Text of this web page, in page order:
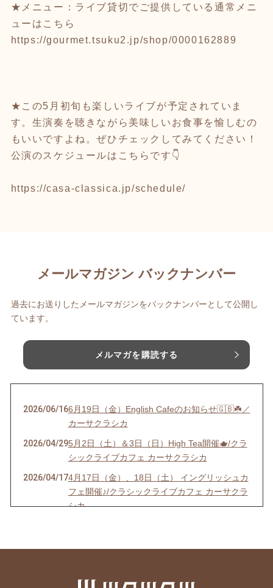
★メニュー：ライブ貸切でご提供している通常メニ
ューはこちら
https://gourmet.tsuku2.jp/shop/0000162889
★この5月初旬も楽しいライブが予定されていま
す。生演奏を聴きながら美味しいお食事を愉しむの
もいいですよね。ぜひチェックしてみてください！
公演のスケジュールはこちらです👇
https://casa-classica.jp/schedule/
メールマガジン バックナンバー
過去にお送りしたメールマガジンをバックナンバーとして公開し
ています。
メルマガを購読する
2026/06/166月19日（金）English Cafeのお知らせ🇬🇧☘️／
カーサクラシカ
2026/04/295月2日（土）＆3日（日）High Tea開催🫖/クラ
シックライブカフェ カーサクラシカ
2026/04/174月17日（金）、18日（土） イングリッシュカ
フェ開催♪/クラシックライブカフェ カーサクラ
シカ